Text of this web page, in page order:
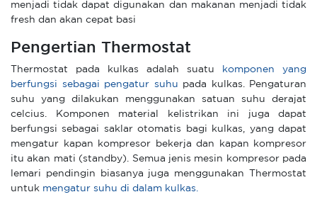
menjadi tidak dapat digunakan dan makanan menjadi tidak
fresh dan akan cepat basi
Pengertian Thermostat
Thermostat pada kulkas adalah suatu
komponen yang
berfungsi sebagai pengatur suhu pada kulkas. Pengaturan
suhu yang dilakukan menggunakan satuan suhu derajat
celcius. Komponen material kelistrikan ini juga dapat
berfungsi sebagai saklar otomatis bagi kulkas, yang dapat
mengatur kapan kompresor bekerja dan kapan kompresor
itu akan mati (standby). Semua jenis mesin kompresor pada
lemari pendingin biasanya juga menggunakan Thermostat
untuk mengatur suhu di dalam kulkas.